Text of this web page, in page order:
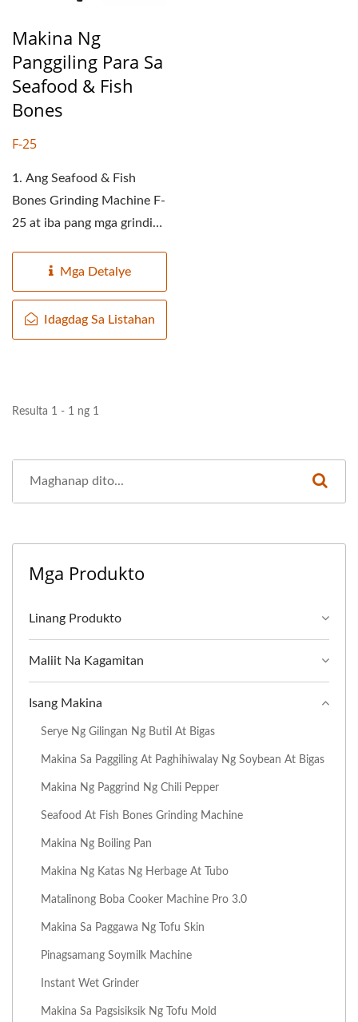
Makina Ng
Panggiling Para Sa
Seafood & Fish
Bones
F-25
1. Ang Seafood & Fish
Bones Grinding Machine F-
25 at iba pang mga grinding
dalawang...Mga Detalye
Idagdag Sa Listahan
Resulta 1 - 1 ng 1
Mga Produkto
Linang Produkto
Maliit Na Kagamitan
Isang Makina
Serye Ng Gilingan Ng Butil At Bigas
Makina Sa Paggiling At Paghihiwalay Ng Soybean At Bigas
Makina Ng Paggrind Ng Chili Pepper
Seafood At Fish Bones Grinding Machine
Makina Ng Boiling Pan
Makina Ng Katas Ng Herbage At Tubo
Matalinong Boba Cooker Machine Pro 3.0
Makina Sa Paggawa Ng Tofu Skin
Pinagsamang Soymilk Machine
Instant Wet Grinder
Makina Sa Pagsisiksik Ng Tofu Mold